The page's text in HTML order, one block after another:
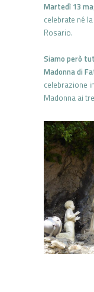
Martedì 13
celebrate né
Rosario.
Siamo però
Madonna di
celebrazione
Madonna ai